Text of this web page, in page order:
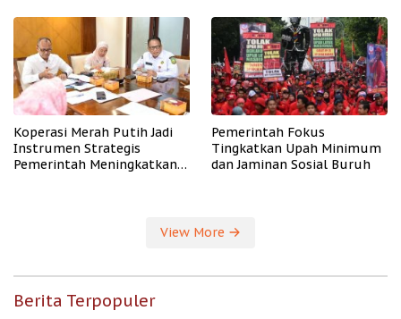
Koperasi Merah Putih Jadi
Instrumen Strategis
Pemerintah Meningkatkan
Pemerintah Fokus
Tingkatkan Upah Minimum
dan Jaminan Sosial Buruh
View More
Berita Terpopuler